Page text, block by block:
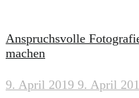
Anspruchsvolle
machen
9. April 2019 9. April